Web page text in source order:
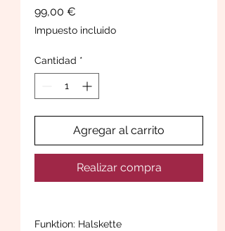
99,00 €
Impuesto incluido
Cantidad *
Agregar al carrito
Realizar compra
Funktion: Halskette